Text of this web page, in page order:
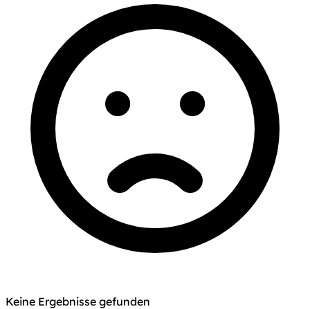
Keine Ergebnisse gefunden